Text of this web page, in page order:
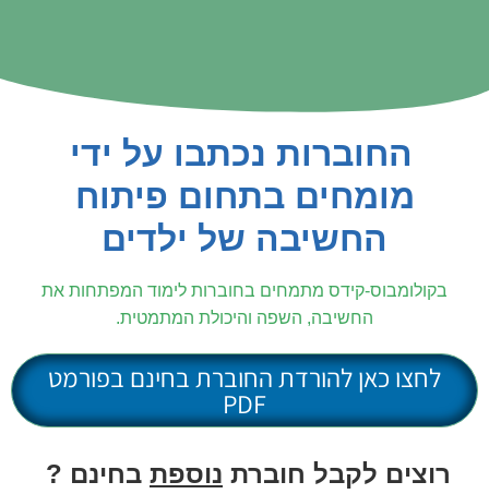
החוברות נכתבו על ידי
מומחים בתחום פיתוח
החשיבה של ילדים
בקולומבוס-קידס מתמחים בחוברות לימוד המפתחות את
החשיבה, השפה והיכולת המתמטית.
לחצו כאן להורדת החוברת בחינם בפורמט
PDF
רוצים לקבל חוברת נוספת בחינם ?